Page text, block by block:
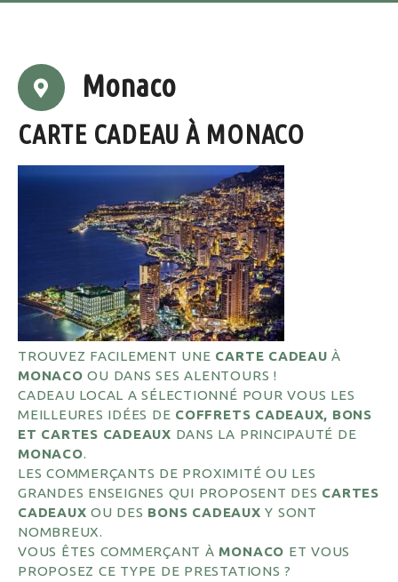
Monaco
CARTE CADEAU À MONACO
TROUVEZ FACILEMENT UNE CARTE CADEAUÀ
MONACO OU DANS SES ALENTOURS !
CADEAU LOCAL A SÉLECTIONNÉ POUR VOUS LES
MEILLEURES IDÉES DE COFFRETS CADEAUX, BONS
ET CARTES CADEAUX DANS LA PRINCIPAUTÉ DE
MONACO.
LES COMMERÇANTS DE PROXIMITÉ OU LES
GRANDES ENSEIGNES QUI PROPOSENT DES CARTES
CADEAUX OU DES BONS CADEAUXY SONT
NOMBREUX.
VOUS ÊTES COMMERÇANT À MONACO ET VOUS
PROPOSEZ CE TYPE DE PRESTATIONS ?